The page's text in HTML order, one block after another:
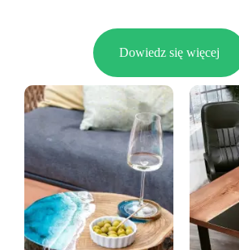
Dowiedz się więcej